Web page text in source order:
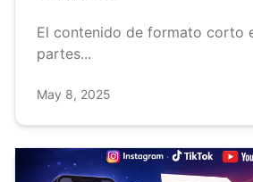
El contenido de formato corto
partes...
May 8, 2025